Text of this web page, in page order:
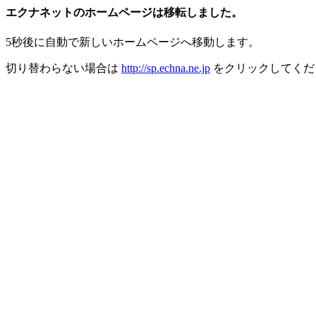
エクナネットのホームページは移転しました。
5秒後に自動で新しいホームページへ移動します。
切り替わらない場合は http://sp.echna.ne.jp をクリックしてく